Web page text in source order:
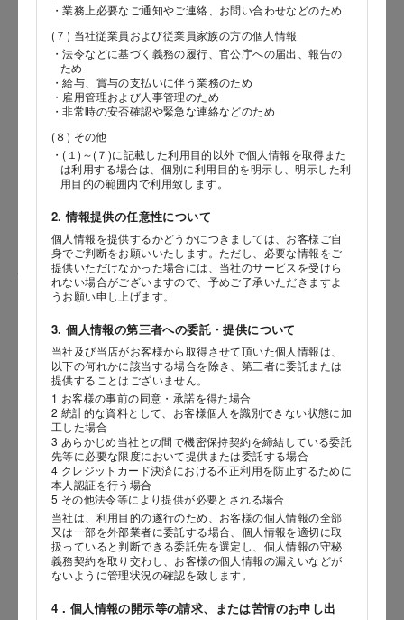
・業務上必要なご通知やご連絡、お問い合わせなどのため
(７) 当社従業員および従業員家族の方の個人情報
・法令などに基づく義務の履行、官公庁への届出、報告の
ため
・給与、賞与の支払いに伴う業務のため
・雇用管理および人事管理のため
・非常時の安否確認や緊急な連絡などのため
(８) その他
・(１)～(７)に記載した利用目的以外で個人情報を取得また
は利用する場合は、個別に利用目的を明示し、明示した利
用目的の範囲内で利用致します。
2. 情報提供の任意性について
個人情報を提供するかどうかにつきましては、お客様ご自
身でご判断をお願いいたします。ただし、必要な情報をご
提供いただけなかった場合には、当社のサービスを受けら
れない場合がございますので、予めご了承いただきますよ
うお願い申し上げます。
3. 個人情報の第三者への委託・提供について
当社及び当店がお客様から取得させて頂いた個人情報は、
以下の何れかに該当する場合を除き、第三者に委託または
提供することはございません。
1 お客様の事前の同意・承諾を得た場合
2 統計的な資料として、お客様個人を識別できない状態に加
工した場合
3 あらかじめ当社との間で機密保持契約を締結している委託
先等に必要な限度において提供または委託する場合
4 クレジットカード決済における不正利用を防止するために
本人認証を行う場合
5 その他法令等により提供が必要とされる場合
当社は、利用目的の遂行のため、お客様の個人情報の全部
又は一部を外部業者に委託する場合、個人情報を適切に取
扱っていると判断できる委託先を選定し、個人情報の守秘
義務契約を取り交わし、お客様の個人情報の漏えいなどが
ないように管理状況の確認を致します。
4．個人情報の開示等の請求、または苦情のお申し出
市区郡
番地以降
生年月日
年
岳や末広がりを意味す
やつ時」という意味を込
。雄大な八ヶ岳山麓の自
れる、こだわりのスイー
海外 Overseas shops
Indonesia
Malaysia
Hong Kong
UAE
Thailand
Vietnam